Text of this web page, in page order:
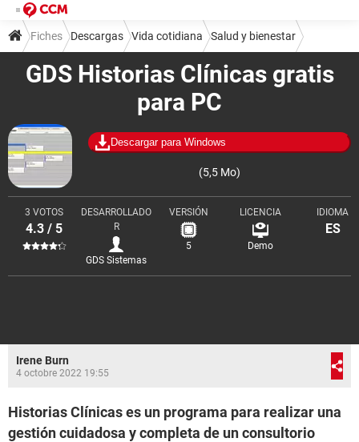
GDS Historias Clínicas gratis
para PC
Descargar para Windows
(5,5 Mo)
3 VOTOS
4.3 / 5
DESARROLLADO
R
GDS Sistemas
VERSIÓN
5
LICENCIA
Demo
IDIOMA
ES
Fiches Descargas Vida cotidiana Salud y bienestar
Irene Burn
4 octobre 2022 19:55
Historias Clínicas es un programa para realizar una
gestión cuidadosa y completa de un consultorio